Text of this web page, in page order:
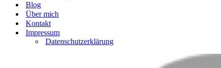
Blog
Über mich
Kontakt
Impressum
Datenschutzerklärung